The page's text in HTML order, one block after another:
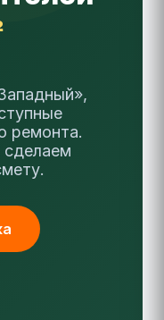
ремонта.
сделаем